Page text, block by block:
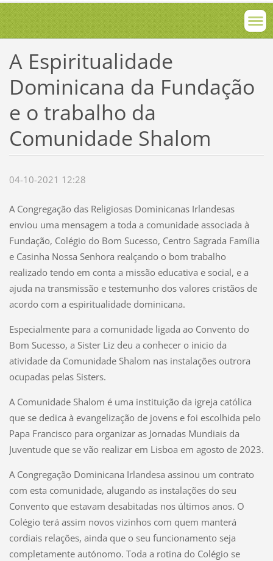
A Espiritualidade
Dominicana da Fundação
e o trabalho da
Comunidade Shalom
04-10-2021 12:28
A Congregação das Religiosas Dominicanas Irlandesas
enviou uma mensagem a toda a comunidade associada à
Fundação, Colégio do Bom Sucesso, Centro Sagrada Família
e Casinha Nossa Senhora realçando o bom trabalho
realizado tendo em conta a missão educativa e social, e a
ajuda na transmissão e testemunho dos valores cristãos de
acordo com a espiritualidade dominicana.
Especialmente para a comunidade ligada ao Convento do
Bom Sucesso, a Sister Liz deu a conhecer o inicio da
atividade da Comunidade Shalom nas instalações outrora
ocupadas pelas Sisters.
A Comunidade Shalom é uma instituição da igreja católica
que se dedica à evangelização de jovens e foi escolhida pelo
Papa Francisco para organizar as Jornadas Mundiais da
Juventude que se vão realizar em Lisboa em agosto de 2023.
A Congregação Dominicana Irlandesa assinou um contrato
com esta comunidade, alugando as instalações do seu
Convento que estavam desabitadas nos últimos anos. O
Colégio terá assim novos vizinhos com quem manterá
cordiais relações, ainda que o seu funcionamento seja
completamente autónomo. Toda a rotina do Colégio se